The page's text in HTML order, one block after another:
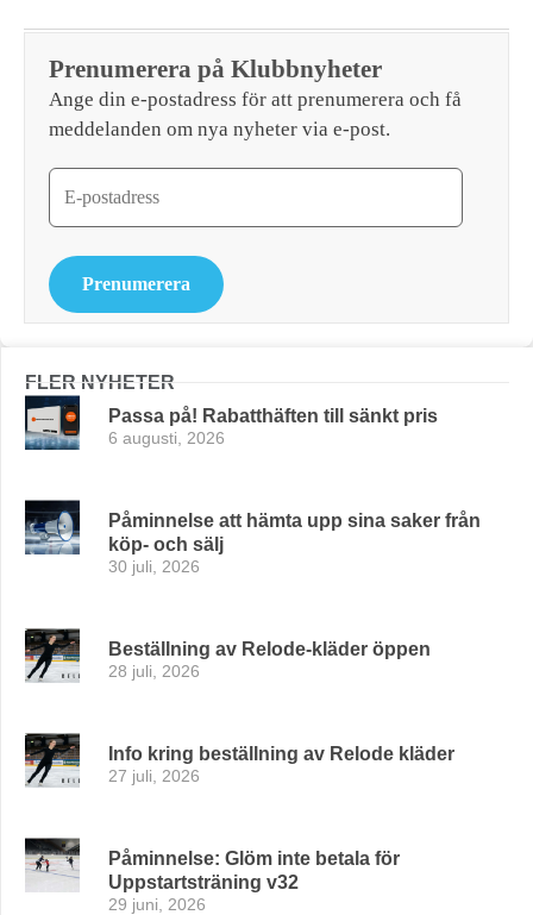
Prenumerera på Klubbnyheter
Ange din e-postadress för att prenumerera och få
meddelanden om nya nyheter via e-post.
Prenumerera
FLER NYHETER
Passa på! Rabatthäften till sänkt pris
6 augusti, 2026
Påminnelse att hämta upp sina saker från
köp- och sälj
30 juli, 2026
Beställning av Relode-kläder öppen
28 juli, 2026
Info kring beställning av Relode kläder
27 juli, 2026
Påminnelse: Glöm inte betala för
Uppstartsträning v32
29 juni, 2026